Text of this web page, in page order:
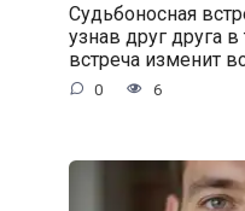
Судьбоносная
узнав друг друга в
встреча изменит
0 6